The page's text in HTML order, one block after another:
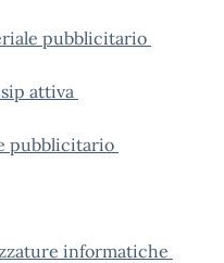
pubblicitario
attiva
pubblicitario
informatiche